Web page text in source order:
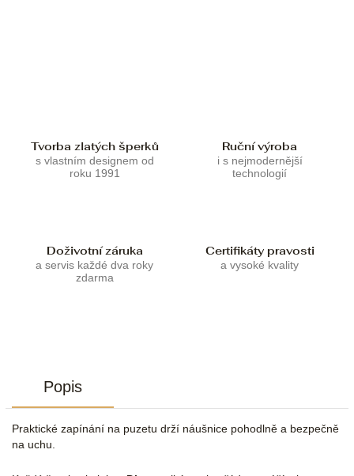
Tvorba zlatých šperků
s vlastním designem od
roku 1991
Ruční výroba
i s nejmodernější
technologií
Doživotní záruka
a servis každé dva roky
zdarma
Certifikáty pravosti
a vysoké kvality
Popis
Praktické zapínání na puzetu drží náušnice pohodlně a bezpečně
na uchu.